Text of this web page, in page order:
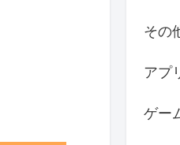
その
アプ
ゲー